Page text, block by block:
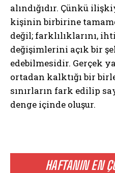
HAFTANIN EN
alındığıdır. Çünkü
kişinin birbirine
değil; farklılıklarını,
değişimlerini açık bir
edebilmesidir. Gerçek
ortadan kalktığı bir
sınırların fark edilip
denge içinde oluşur.